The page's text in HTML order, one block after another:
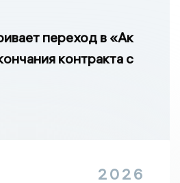
переход в «Ак
контракта с
2026